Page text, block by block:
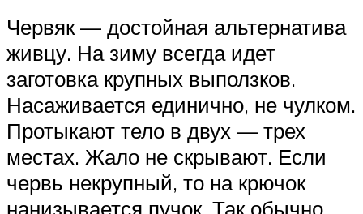
Червяк — достойная альтернатива
живцу. На зиму всегда идет
заготовка крупных выползков.
Насаживается единично, не чулком.
Протыкают тело в двух — трех
местах. Жало не скрывают. Если
червь некрупный, то на крючок
нанизывается пучок. Так обычно